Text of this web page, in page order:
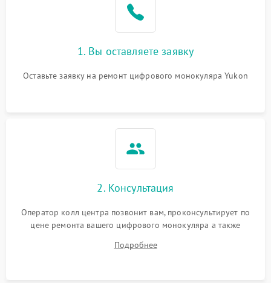
1. Вы оставляете заявку
Оставьте заявку на ремонт цифрового монокуляра Yukon
2. Консультация
Оператор колл центра позвонит вам, проконсультирует по
цене ремонта вашего цифрового монокуляра а также
Подробнее